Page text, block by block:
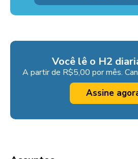
Você lê o H2
A partir de R$5,00 por mês.
Assine